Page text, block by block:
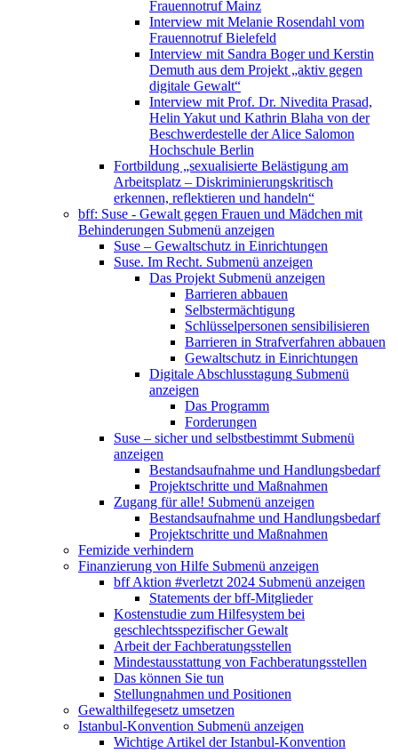
Frauennotruf Mainz
Interview mit Melanie Rosendahl vom
Frauennotruf Bielefeld
Interview mit Sandra Boger und Kerstin
Demuth aus dem Projekt „aktiv gegen
digitale Gewalt“
Interview mit Prof. Dr. Nivedita Prasad,
Helin Yakut und Kathrin Blaha von der
Beschwerdestelle der Alice Salomon
Hochschule Berlin
Fortbildung „sexualisierte Belästigung am
Arbeitsplatz – Diskriminierungskritisch
erkennen, reflektieren und handeln“
bff: Suse - Gewalt gegen Frauen und Mädchen mit
Behinderungen Submenü anzeigen
Suse – Gewaltschutz in Einrichtungen
Suse. Im Recht. Submenü anzeigen
Das Projekt Submenü anzeigen
Barrieren abbauen
Selbstermächtigung
Schlüsselpersonen sensibilisieren
Barrieren in Strafverfahren abbauen
Gewaltschutz in Einrichtungen
Digitale Abschlusstagung Submenü
anzeigen
Das Programm
Forderungen
Suse – sicher und selbstbestimmt Submenü
anzeigen
Bestandsaufnahme und Handlungsbedarf
Projektschritte und Maßnahmen
Zugang für alle! Submenü anzeigen
Bestandsaufnahme und Handlungsbedarf
Projektschritte und Maßnahmen
Femizide verhindern
Finanzierung von Hilfe Submenü anzeigen
bff Aktion #verletzt 2024 Submenü anzeigen
Statements der bff-Mitglieder
Kostenstudie zum Hilfesystem bei
geschlechtsspezifischer Gewalt
Arbeit der Fachberatungsstellen
Mindestausstattung von Fachberatungsstellen
Das können Sie tun
Stellungnahmen und Positionen
Gewalthilfegesetz umsetzen
Istanbul-Konvention Submenü anzeigen
Wichtige Artikel der Istanbul-Konvention